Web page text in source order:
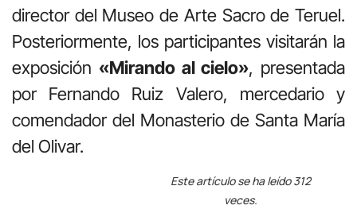
director del Museo de Arte Sacro de Teruel.
Posteriormente, los participantes visitarán la
exposición «Mirando al cielo», presentada
por Fernando Ruiz Valero, mercedario y
comendador del Monasterio de Santa María
del Olivar.
Este artículo se ha leído 312
veces.